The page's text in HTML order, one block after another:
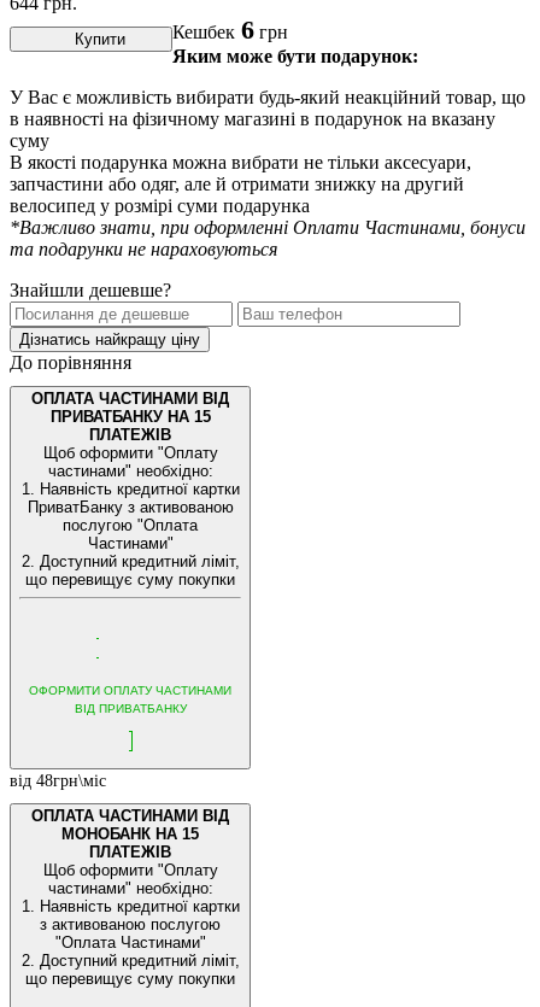
Купити Кешбек 6 грн
Яким може бути подарунок:
У Вас є можливість вибирати будь-який неакційний товар, що
в наявності на фізичному магазині в подарунок на вказану
суму
В якості подарунка можна вибрати не тільки аксесуари,
запчастини або одяг, але й отримати знижку на другий
велосипед у розмірі суми подарунка
*Важливо знати, при оформленні Оплати Частинами, бонуси
та подарунки не нараховуються
Знайшли дешевше?
Дізнатись найкращу ціну
До порівняння
ОПЛАТА ЧАСТИНАМИ ВІД
ПРИВАТБАНКУ НА 15
ПЛАТЕЖІВ
Щоб оформити "Оплату
частинами" необхідно:
1. Наявність кредитної картки
ПриватБанку з активованою
послугою "Оплата
Частинами"
2. Доступний кредитний ліміт,
що перевищує суму покупки
ОФОРМИТИ ОПЛАТУ ЧАСТИНАМИ
ВІД ПРИВАТБАНКУ
від 48грн\міс
ОПЛАТА ЧАСТИНАМИ ВІД
МОНОБАНК НА 15
ПЛАТЕЖІВ
Щоб оформити "Оплату
частинами" необхідно:
1. Наявність кредитної картки
з активованою послугою
"Оплата Частинами"
2. Доступний кредитний ліміт,
що перевищує суму покупки